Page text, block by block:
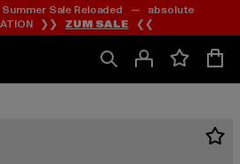
Zum
Inhalt
springen
Zum
Fußzeile
springen
Sale Reloaded — absolute
❯❯ ZUM SALE ❮❮